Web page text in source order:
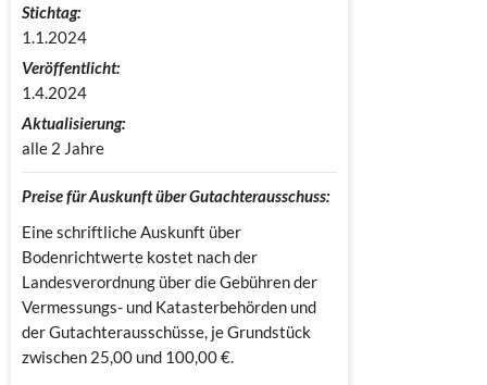
Stichtag:
1.1.2024
Veröffentlicht:
1.4.2024
Aktualisierung:
alle 2 Jahre
Preise für Auskunft über Gutachterausschuss:
Eine schriftliche Auskunft über
Bodenrichtwerte kostet nach der
Landesverordnung über die Gebühren der
Vermessungs- und Katasterbehörden und
der Gutachterausschüsse, je Grundstück
zwischen 25,00 und 100,00 €.